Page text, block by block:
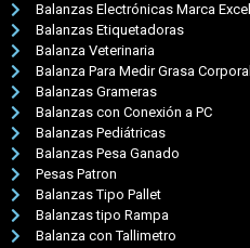
Balanzas Electrónicas Marca Excell
Balanzas Etiquetadoras
Balanza Veterinaria
Balanza Para Medir Grasa Corporal
Balanzas Grameras
Balanzas con Conexión a PC
Balanzas Pediátricas
Balanzas Pesa Ganado
Pesas Patron
Balanzas Tipo Pallet
Balanzas tipo Rampa
Balanza con Tallimetro